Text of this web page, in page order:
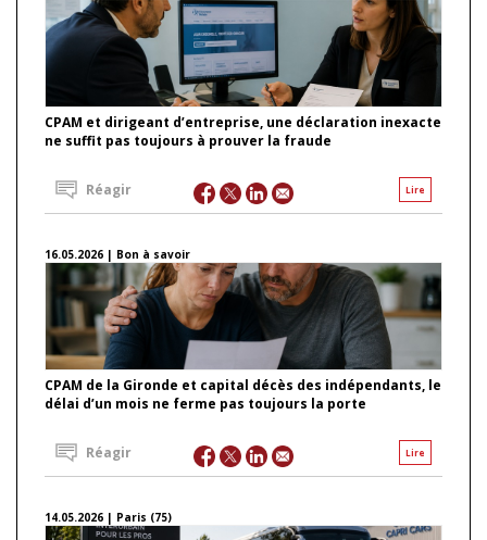
CPAM et dirigeant d’entreprise, une déclaration inexacte
ne suffit pas toujours à prouver la fraude
Lire
Réagir
16.05.2026 | Bon à savoir
CPAM de la Gironde et capital décès des indépendants, le
délai d’un mois ne ferme pas toujours la porte
Lire
Réagir
14.05.2026 | Paris (75)